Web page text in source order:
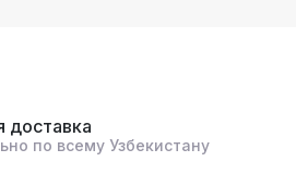
доставка
по всему Узбекистану